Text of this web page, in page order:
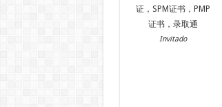
证，SPM证书，PMP
证书，录取通
Invitado